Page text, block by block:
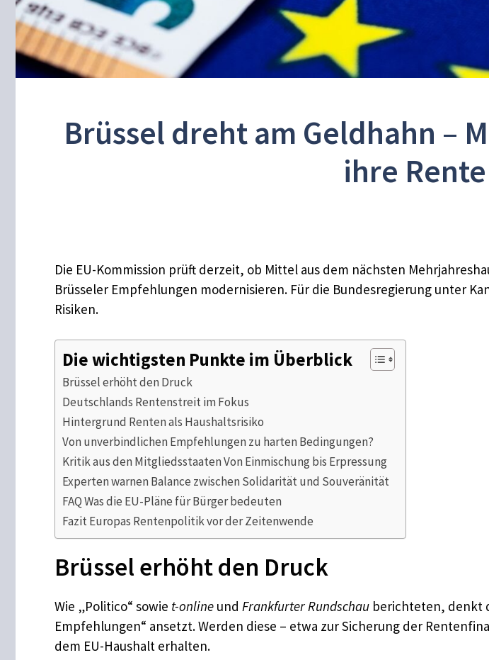
Brüssel dreht am Geldhahn –
ihre
Die EU-Kommission prüft derzeit, ob Mittel aus dem nächsten
Brüsseler Empfehlungen modernisieren. Für die Bundesregierung unter
Risiken.
Die wichtigsten Punkte im Überblick
Brüssel erhöht den Druck
Deutschlands Rentenstreit im Fokus
Hintergrund Renten als Haushaltsrisiko
Von unverbindlichen Empfehlungen zu harten Bedingungen?
Kritik aus den Mitgliedsstaaten Von Einmischung bis Erpressung
Experten warnen Balance zwischen Solidarität und Souveränität
FAQ Was die EU-Pläne für Bürger bedeuten
Fazit Europas Rentenpolitik vor der Zeitenwende
Brüssel erhöht den Druck
Wie „Politico“ sowie t-online und Frankfurter Rundschau berichteten, denkt
Empfehlungen“ ansetzt. Werden diese – etwa zur Sicherung der
dem EU-Haushalt erhalten.​